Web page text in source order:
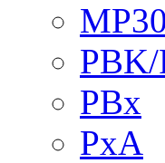
MP30
PBx
PxA